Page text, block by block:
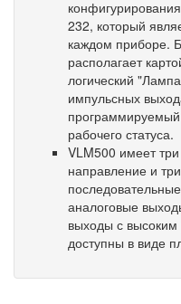
232, который
каждом приборе.
располагает
логический
импульсных
рабочего статуса.
VLM500 имеет
направление и
аналоговые
выходы с
доступны в виде